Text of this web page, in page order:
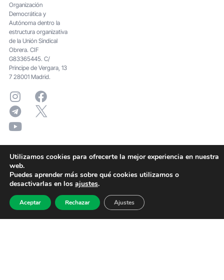
Organización
Democrática y
Autónoma dentro la
estructura organizativa
de la Unión Sindical
Obrera. CIF
G83365445. C/
Principe de Vergara, 13
7 28001 Madrid.
Utilizamos cookies para ofrecerte la mejor experiencia en nuestra
web.
Puedes aprender más sobre qué cookies utilizamos o
desactivarlas en los ajustes.
Aceptar Rechazar Ajustes